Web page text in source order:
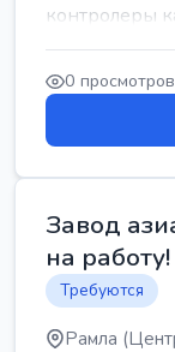
контролеры
0 просмотров
Завод
на работу!
Требуются
Рамла